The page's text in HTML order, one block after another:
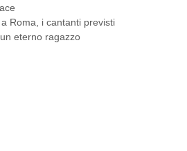
Roma, i cantanti previsti
eterno ragazzo